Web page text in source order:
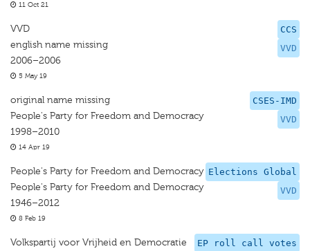
11 Oct 21
CCS
VVD
VVD
english name missing
2006–2006
5 May 19
CSES-IMD
VVD
original name missing
People's Party for Freedom and Democracy
1998–2010
14 Apr 19
Elections Global
VVD
People's Party for Freedom and Democracy
People's Party for Freedom and Democracy
1946–2012
8 Feb 19
EP roll call votes
Volkspartij voor Vrijheid en Democratie